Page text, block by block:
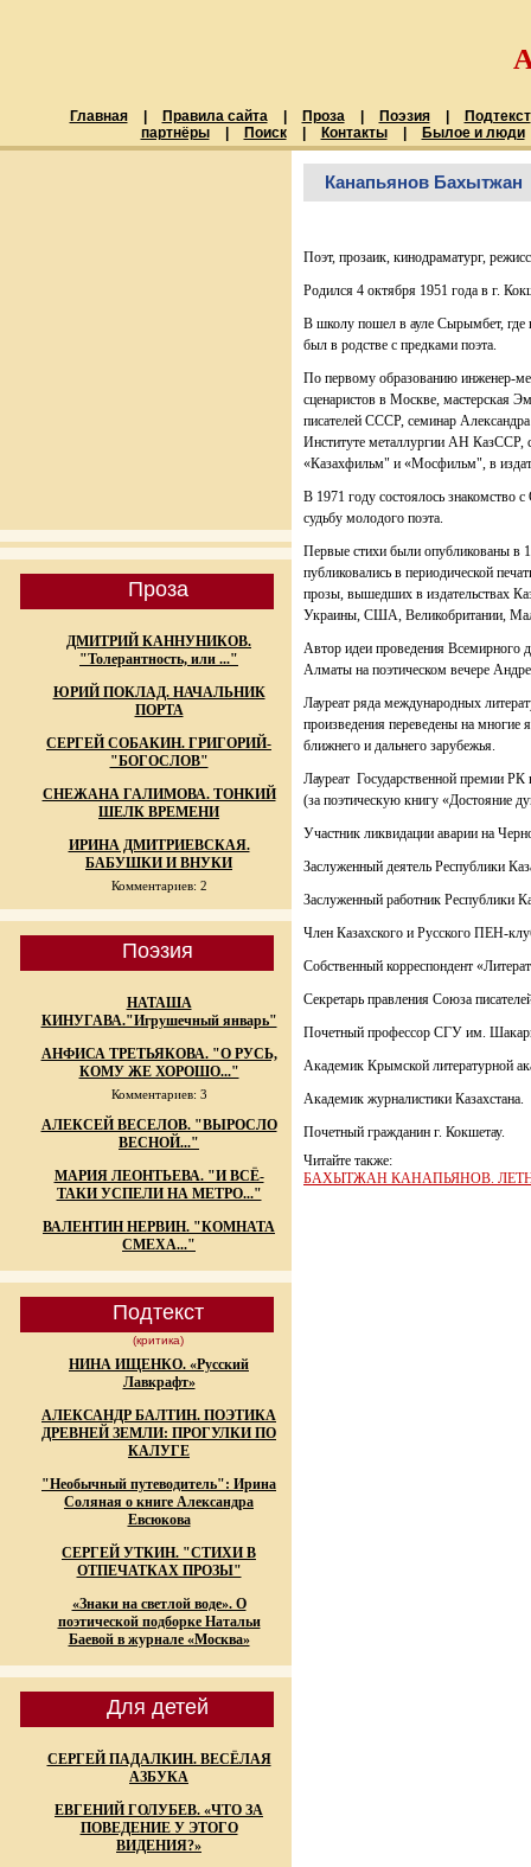
Главная Правила сайта Проза Поэзия
Подтекст
партнёры
Поиск Контакты Былое и люди
Проза
ДМИТРИЙ КАННУНИКОВ.
"Толерантность, или ..."
ЮРИЙ ПОКЛАД. НАЧАЛЬНИК
ПОРТА
СЕРГЕЙ СОБАКИН. ГРИГОРИЙ-
"БОГОСЛОВ"
СНЕЖАНА ГАЛИМОВА. ТОНКИЙ
ШЕЛК ВРЕМЕНИ
ИРИНА ДМИТРИЕВСКАЯ.
БАБУШКИ И ВНУКИ
Комментариев: 2
Поэзия
НАТАША
КИНУГАВА."Игрушечный январь"
АНФИСА ТРЕТЬЯКОВА. "О РУСЬ,
КОМУ ЖЕ ХОРОШО..."
Комментариев: 3
АЛЕКСЕЙ ВЕСЕЛОВ. "ВЫРОСЛО
ВЕСНОЙ..."
МАРИЯ ЛЕОНТЬЕВА. "И ВСЁ-
ТАКИ УСПЕЛИ НА МЕТРО..."
ВАЛЕНТИН НЕРВИН. "КОМНАТА
СМЕХА..."
Подтекст
(критика)
НИНА ИЩЕНКО. «Русский
Лавкрафт»
АЛЕКСАНДР БАЛТИН. ПОЭТИКА
ДРЕВНЕЙ ЗЕМЛИ: ПРОГУЛКИ ПО
КАЛУГЕ
"Необычный путеводитель": Ирина
Соляная о книге Александра
Евсюкова
СЕРГЕЙ УТКИН. "СТИХИ В
ОТПЕЧАТКАХ ПРОЗЫ"
«Знаки на светлой воде». О
поэтической подборке Натальи
Баевой в журнале «Москва»
Для детей
СЕРГЕЙ ПАДАЛКИН. ВЕСЁЛАЯ
АЗБУКА
ЕВГЕНИЙ ГОЛУБЕВ. «ЧТО ЗА
ПОВЕДЕНИЕ У ЭТОГО
ВИДЕНИЯ?»
Канапьянов Бахытжан
Поэт, прозаик, кинодраматург,
Родился 4 октября 1951 года в г.
В школу пошел в ауле Сырымбет, где
был в родстве с предками поэта.
По первому образованию инженер-
сценаристов в Москве, мастерская
писателей СССР, семинар
Институте металлургии АН КазССР,
«Казахфильм" и «Мосфильм", в
В 1971 году состоялось
судьбу молодого поэта.
Первые стихи были опубликованы в
публиковались в периодической
прозы, вышедших в издательствах
Украины, США, Великобритании,
Автор идеи проведения Всемирного
Алматы на поэтическом вечере
Лауреат ряда международных
произведения переведены на многие
ближнего и дальнего зарубежья.
Лауреат Государственной премии РК
(за поэтическую книгу «Достояние
Участник ликвидации аварии на
Заслуженный деятель Республики
Заслуженный работник Республики
Член Казахского и Русского ПЕН-
Собственный корреспондент
Секретарь правления Союза
Почетный профессор СГУ им.
Академик Крымской литературной
Академик журналистики Казахстана.
Почетный гражданин г. Кокшетау.
Читайте также:
БАХЫТЖАН КАНАПЬЯНОВ.